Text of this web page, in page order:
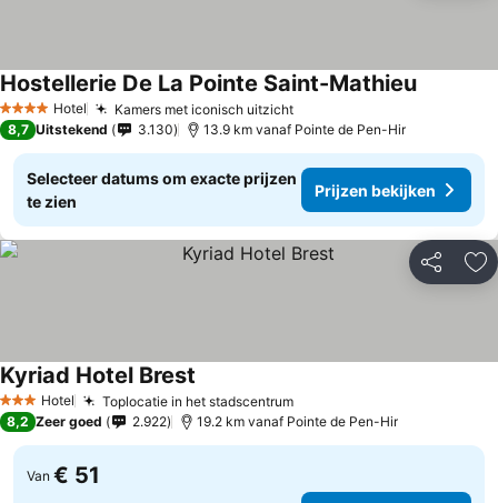
4 SterrenHotel Kamers met iconisch uitzicht
Hostellerie De La Pointe Saint-Mathieu
8,7 Uitstekend 3.130 13.9 km vanaf Pointe de Pen-Hir
Selecteer datums om exacte prijzen
te zien
Prijzen bekijken
Delen
3 SterrenHotel Toplocatie in het stadscentrum
Kyriad Hotel Brest
8,2 Zeer goed 2.922 19.2 km vanaf Pointe de Pen-Hir
Van € 51